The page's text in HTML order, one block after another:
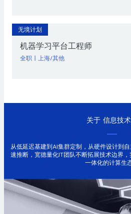
无境计划
机器学习平台工程师
全职 | 上海/其他
关于 信息技
从低延迟基建到AI集群定制，从硬件设计到
速推断，宽德量化IT团队不断拓展技术边界
一体化的计算生态